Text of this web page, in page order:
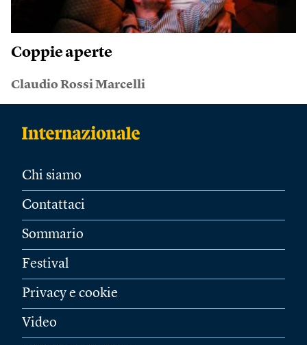
Coppie aperte
Claudio Rossi Marcelli
Chi siamo
Contattaci
Sommario
Festival
Privacy e cookie
Video